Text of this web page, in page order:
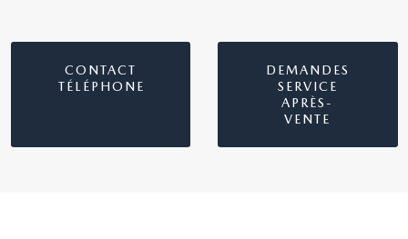
CONTACT
TÉLÉPHONE
DEMANDES
SERVICE
APRÈS-
VENTE